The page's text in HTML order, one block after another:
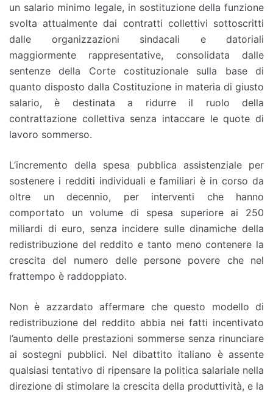
un salario minimo legale, in sostituzione della funzione
svolta attualmente dai contratti collettivi sottoscritti
dalle organizzazioni sindacali e datoriali
maggiormente rappresentative, consolidata dalle
sentenze della Corte costituzionale sulla base di
quanto disposto dalla Costituzione in materia di giusto
salario, è destinata a ridurre il ruolo della
contrattazione collettiva senza intaccare le quote di
lavoro sommerso.
L’incremento della spesa pubblica assistenziale per
sostenere i redditi individuali e familiari è in corso da
oltre un decennio, per interventi che hanno
comportato un volume di spesa superiore ai 250
miliardi di euro, senza incidere sulle dinamiche della
redistribuzione del reddito e tanto meno contenere la
crescita del numero delle persone povere che nel
frattempo è raddoppiato.
Non è azzardato affermare che questo modello di
redistribuzione del reddito abbia nei fatti incentivato
l’aumento delle prestazioni sommerse senza rinunciare
ai sostegni pubblici. Nel dibattito italiano è assente
qualsiasi tentativo di ripensare la politica salariale nella
direzione di stimolare la crescita della produttività, e la